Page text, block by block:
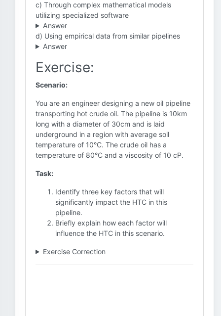
c) Through complex mathematical models
utilizing specialized software
Answer
d) Using empirical data from similar pipelines
Answer
Exercise:
Scenario:
You are an engineer designing a new oil pipeline
transporting hot crude oil. The pipeline is 10km
long with a diameter of 30cm and is laid
underground in a region with average soil
temperature of 10°C. The crude oil has a
temperature of 80°C and a viscosity of 10 cP.
Task:
Identify three key factors that will
significantly impact the HTC in this
pipeline.
Briefly explain how each factor will
influence the HTC in this scenario.
Exercise Correction